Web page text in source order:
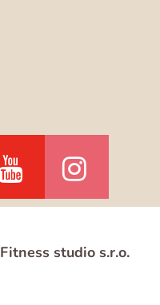
Fitness studio s.r.o.